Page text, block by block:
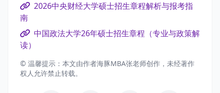
2026中央财经大学硕士招生章程解析与报考指
南
中国政法大学26年硕士招生章程（专业与政策解
读）
© 温馨提示：本文由作者海豚MBA张老师创作，未经著作
权人允许禁止转载。